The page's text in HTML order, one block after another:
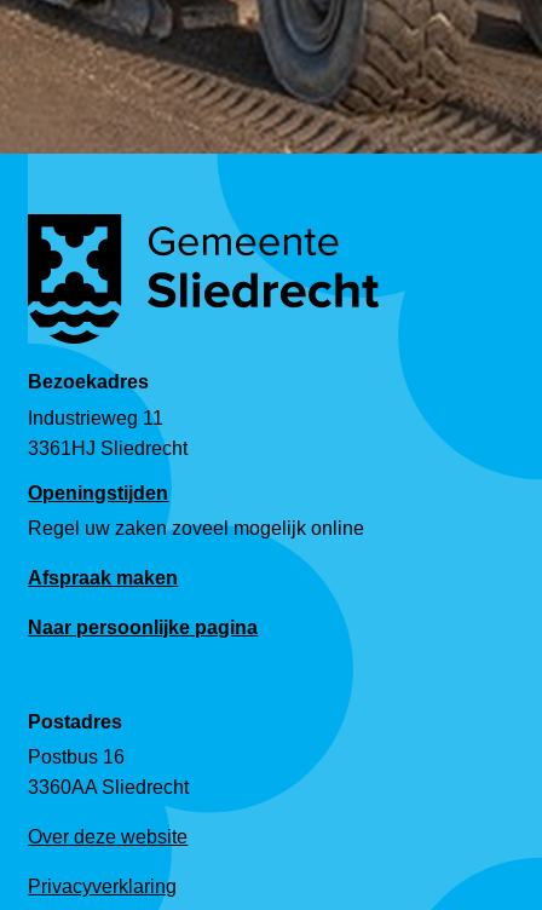
Bezoekadres
Industrieweg 11
3361HJ Sliedrecht
Openingstijden
Regel uw zaken zoveel mogelijk online
Afspraak maken
Naar persoonlijke pagina
Postadres
Postbus 16
3360AA Sliedrecht
Over deze website
Privacyverklaring